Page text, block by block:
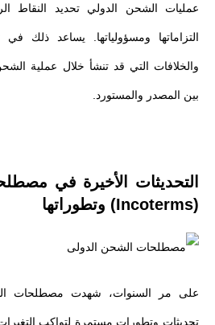
عمليات الشحن الدولي تحديد النقاط
التزاماتها ومسؤولياتها. يساعد ذلك
والخلافات التي قد تنشأ خلال عملية
بين المصدر والمستورد.
التحديثات الأخيرة في
(Incoterms) وتطوراتها
تحديثات وتطورات مستمرة لتواكب التغيرات